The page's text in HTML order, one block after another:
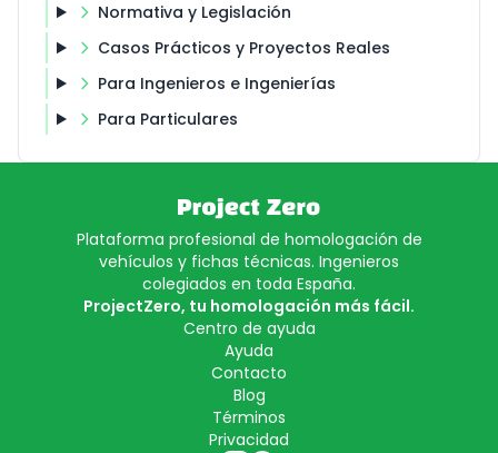
Normativa y Legislación
Casos Prácticos y Proyectos Reales
Para Ingenieros e Ingenierías
Para Particulares
Plataforma profesional de homologación de
vehículos y fichas técnicas. Ingenieros
colegiados en toda España.
ProjectZero, tu homologación más fácil.
Centro de ayuda
Ayuda
Contacto
Blog
Términos
Privacidad